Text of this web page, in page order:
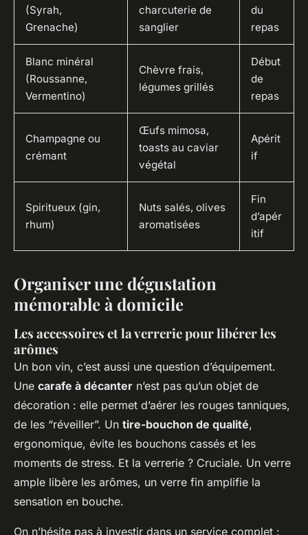
(Syrah,
Grenache)
charcuterie de
sanglier
du
repas
Blanc minéral
(Roussanne,
Vermentino)
Chèvre frais,
légumes grillés
Début
de
repas
Champagne ou
crémant
Œufs mimosa,
toasts au caviar
végétal
Apérit
if
Spiritueux (gin,
rhum)
Nuts salés, olives
aromatisées
Fin
d’apér
itif
Organiser une dégustation
mémorable à domicile
Les accessoires et la verrerie pour libérer les
arômes
Un bon vin, c’est aussi une question d’équipement.
Une carafe à décanter n’est pas qu’un objet de
décoration : elle permet d’aérer les rouges tanniques,
de les “réveiller”. Un tire-bouchon de qualité,
ergonomique, évite les bouchons cassés et les
moments de stress. Et la verrerie ? Cruciale. Un verre
ample libère les arômes, un verre fin amplifie la
sensation en bouche.
On n’hésite pas à investir dans un service complet :